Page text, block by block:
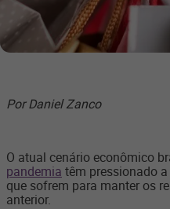
Por Daniel Zanco
O atual cenário econômico
pandemia têm pressionado
que sofrem para manter os
anterior.